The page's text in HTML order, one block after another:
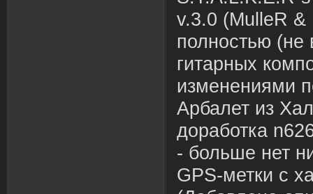
v.3.0 (MulleR &
полностью (не
гитарных
изменениями
Арбалет из
доработка
- больше нет
GPS-метки с